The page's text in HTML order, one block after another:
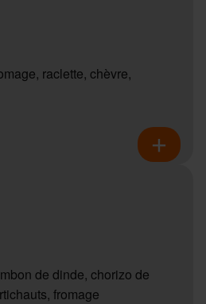
raclette, chèvre,
de dinde, chorizo de
fromage